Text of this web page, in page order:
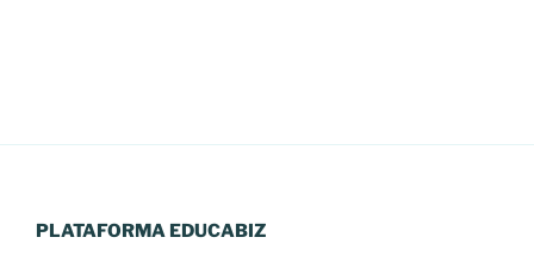
PLATAFORMA EDUCABIZ